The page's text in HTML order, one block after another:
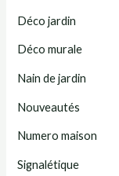
Déco jardin
Déco murale
Nain de jardin
Nouveautés
Numero maison
Signalétique